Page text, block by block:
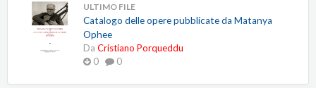
ULTIMO FILE
Catalogo delle opere pubblicate da Matanya
Ophee
Da Cristiano Porqueddu
0
0